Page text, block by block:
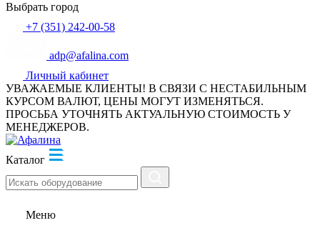
Выбрать город
+7 (351) 242-00-58
adp@afalina.com
Личный кабинет
УВАЖАЕМЫЕ КЛИЕНТЫ! В СВЯЗИ С НЕСТАБИЛЬНЫМ
КУРСОМ ВАЛЮТ, ЦЕНЫ МОГУТ ИЗМЕНЯТЬСЯ.
ПРОСЬБА УТОЧНЯТЬ АКТУАЛЬНУЮ СТОИМОСТЬ У
МЕНЕДЖЕРОВ.
Каталог
Меню